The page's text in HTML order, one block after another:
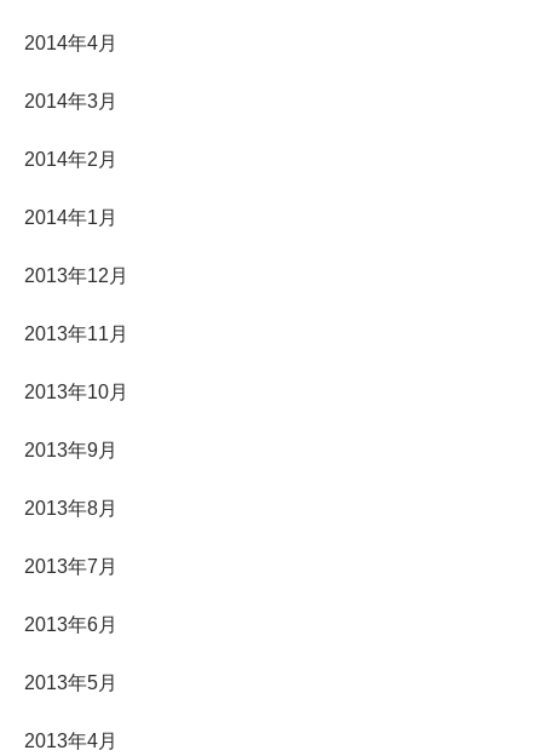
2014年4月
2014年3月
2014年2月
2014年1月
2013年12月
2013年11月
2013年10月
2013年9月
2013年8月
2013年7月
2013年6月
2013年5月
2013年4月